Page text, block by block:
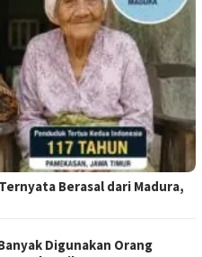
Berasal dari Madura,
Digunakan Orang